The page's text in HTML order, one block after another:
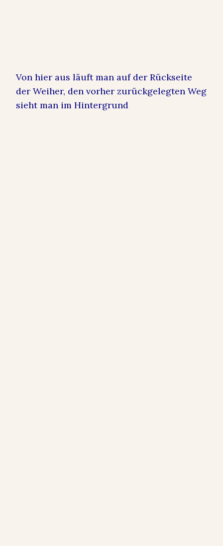
Von hier aus läuft man auf der Rückseite
der Weiher, den vorher zurückgelegten Weg
sieht man im Hintergrund